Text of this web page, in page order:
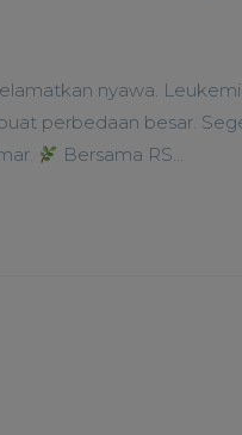
nyawa.
perbedaan besar.
Bersama RS...